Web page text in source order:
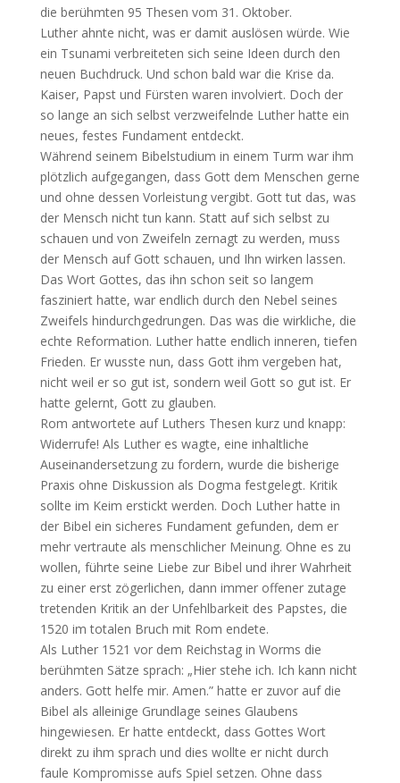
die berühmten 95 Thesen vom 31. Oktober.
Luther ahnte nicht, was er damit auslösen würde. Wie
ein Tsunami verbreiteten sich seine Ideen durch den
neuen Buchdruck. Und schon bald war die Krise da.
Kaiser, Papst und Fürsten waren involviert. Doch der
so lange an sich selbst verzweifelnde Luther hatte ein
neues, festes Fundament entdeckt.
Während seinem Bibelstudium in einem Turm war ihm
plötzlich aufgegangen, dass Gott dem Menschen gerne
und ohne dessen Vorleistung vergibt. Gott tut das, was
der Mensch nicht tun kann. Statt auf sich selbst zu
schauen und von Zweifeln zernagt zu werden, muss
der Mensch auf Gott schauen, und Ihn wirken lassen.
Das Wort Gottes, das ihn schon seit so langem
fasziniert hatte, war endlich durch den Nebel seines
Zweifels hindurchgedrungen. Das was die wirkliche, die
echte Reformation. Luther hatte endlich inneren, tiefen
Frieden. Er wusste nun, dass Gott ihm vergeben hat,
nicht weil er so gut ist, sondern weil Gott so gut ist. Er
hatte gelernt, Gott zu glauben.
Rom antwortete auf Luthers Thesen kurz und knapp:
Widerrufe! Als Luther es wagte, eine inhaltliche
Auseinandersetzung zu fordern, wurde die bisherige
Praxis ohne Diskussion als Dogma festgelegt. Kritik
sollte im Keim erstickt werden. Doch Luther hatte in
der Bibel ein sicheres Fundament gefunden, dem er
mehr vertraute als menschlicher Meinung. Ohne es zu
wollen, führte seine Liebe zur Bibel und ihrer Wahrheit
zu einer erst zögerlichen, dann immer offener zutage
tretenden Kritik an der Unfehlbarkeit des Papstes, die
1520 im totalen Bruch mit Rom endete.
Als Luther 1521 vor dem Reichstag in Worms die
berühmten Sätze sprach: „Hier stehe ich. Ich kann nicht
anders. Gott helfe mir. Amen.” hatte er zuvor auf die
Bibel als alleinige Grundlage seines Glaubens
hingewiesen. Er hatte entdeckt, dass Gottes Wort
direkt zu ihm sprach und dies wollte er nicht durch
faule Kompromisse aufs Spiel setzen. Ohne dass